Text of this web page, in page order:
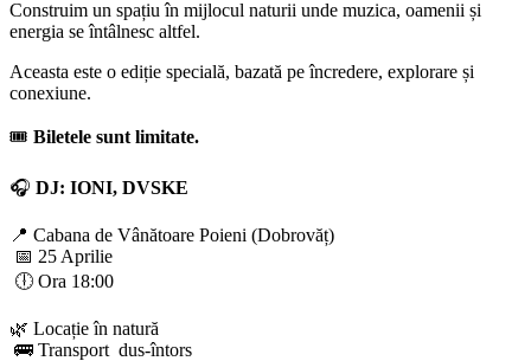
Construim un spațiu în mijlocul naturii unde muzica, oamenii și
energia se întâlnesc altfel.
Aceasta este o ediție specială, bazată pe încredere, explorare și
conexiune.
🎟️ Biletele sunt limitate.
🎧 DJ: IONI, DVSKE
📍 Cabana de Vânătoare Poieni (Dobrovăț)
📅 25 Aprilie
🕕 Ora 18:00
🌿 Locație în natură
🚌 Transport dus-întors